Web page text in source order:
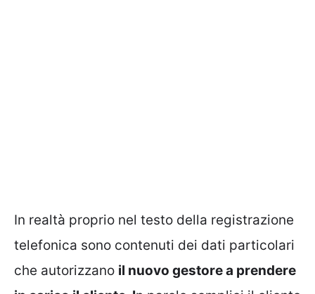
In realtà proprio nel testo della registrazione
telefonica sono contenuti dei dati particolari
che autorizzano il nuovo gestore a prendere